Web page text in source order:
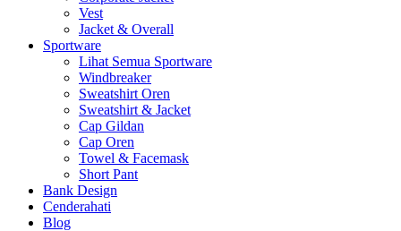
Vest
Jacket & Overall
Sportware
Lihat Semua Sportware
Windbreaker
Sweatshirt Oren
Sweatshirt & Jacket
Cap Gildan
Cap Oren
Towel & Facemask
Short Pant
Bank Design
Cenderahati
Blog